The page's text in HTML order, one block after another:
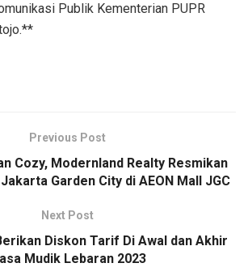
Publik Kementerian PUPR
Previous Post
Cozy, Modernland Realty Resmikan
Garden City di AEON Mall JGC
Next Post
Diskon Tarif Di Awal dan Akhir
Mudik Lebaran 2023